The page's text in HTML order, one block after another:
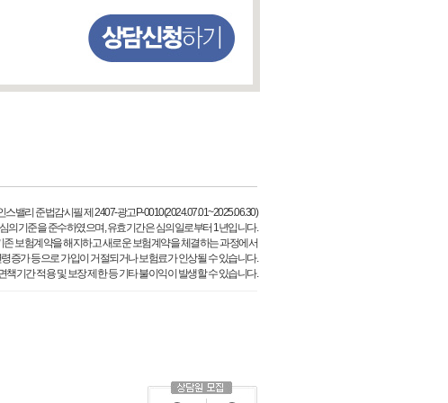
스밸리 준법감시필 제 2407-광고P-0010(2024.07.01~2025.06.30)
의기준을 준수하였으며, 유효기간은 심의일로부터 1년입니다.
보험계약을 해지하고 새로운 보험계약을 체결하는 과정에서
증가 등으로 가입이 거절되거나 보험료가 인상될 수 있습니다.
기간 적용 및 보장 제한 등 기타 불이익이 발생할 수 있습니다.